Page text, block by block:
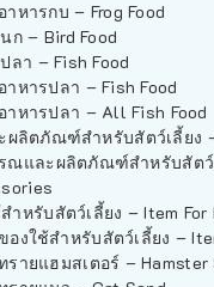
อาหารกบ – Frog Food
ก – Bird Food
ลา – Fish Food
อาหารปลา – Fish Food
อาหารปลา – All Fish Food
ผลิตภัณฑ์สำหรับสัตว์เลี้ยง
ณและผลิตภัณฑ์สำหรับสัตว์
ำหรับสัตว์เลี้ยง – Item For
องใช้สำหรับสัตว์เลี้ยง –
รายแฮมสเตอร์ – Hamster